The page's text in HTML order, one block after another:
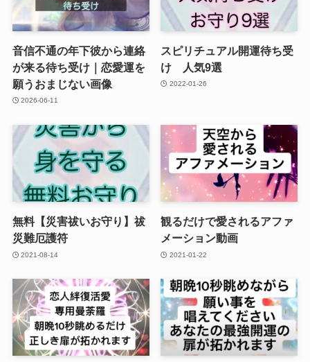
音信不通の年下彼から連絡
が来る待ち受け｜恋愛運を
願うおまじない画像
2026-06-11
スピリチュアル開運待ち受
け 人気9選
2022-01-26
無料【災害祓いお守り】祓
災難厄護符
2021-08-14
観るだけで愛されるアファ
メーション動画
2021-01-22